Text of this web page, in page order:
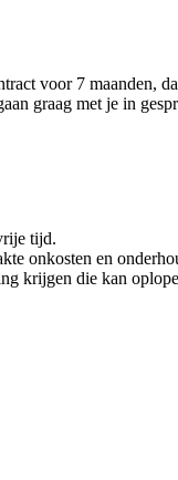
voor 7 maanden,
graag met je in
tijd.
onkosten en
krijgen die kan